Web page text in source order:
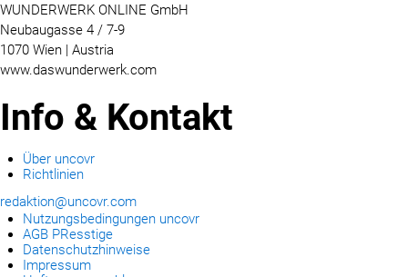
WUNDERWERK ONLINE GmbH
Neubaugasse 4 / 7-9
1070 Wien | Austria
www.daswunderwerk.com
Info & Kontakt
Über uncovr
Richtlinien
redaktion@uncovr.com
Nutzungsbedingungen uncovr
AGB PResstige
Datenschutzhinweise
Impressum